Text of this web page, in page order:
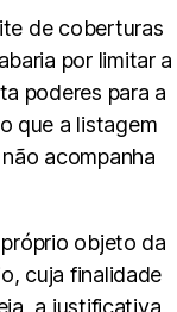
de coberturas
por limitar a
poderes para a
que a listagem
acompanha
objeto da
cuja finalidade
a justificativa